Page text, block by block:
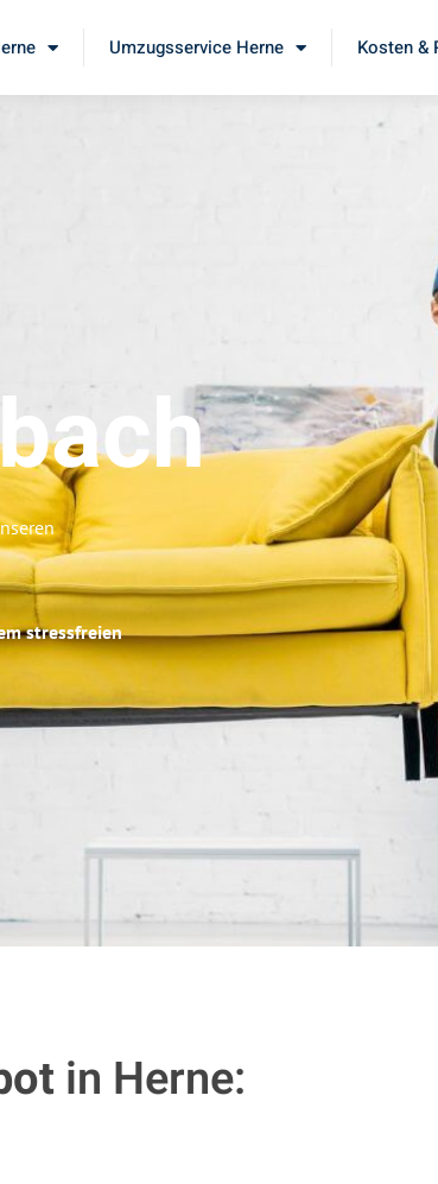
Umzugsservice Herne Kosten &
stressfreien
in Herne: